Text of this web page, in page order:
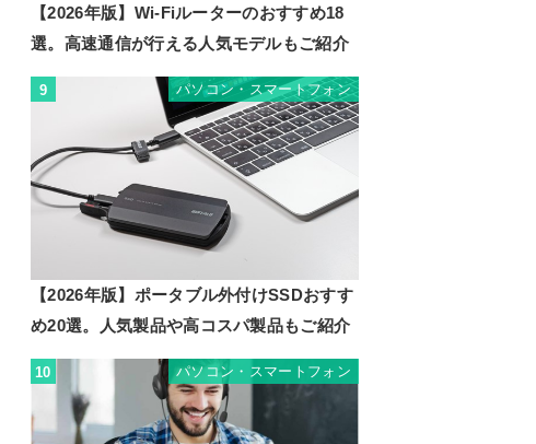
【2026年版】Wi-Fiルーターのおすすめ18
選。高速通信が行える人気モデルもご紹介
9 パソコン・スマートフォン
【2026年版】ポータブル外付けSSDおすす
め20選。人気製品や高コスパ製品もご紹介
10 パソコン・スマートフォン